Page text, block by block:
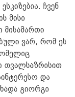
ჩვენ
მისი
მისამართი
ვარ, რომ ეს
თვალსაზრისით
და
გიორგი